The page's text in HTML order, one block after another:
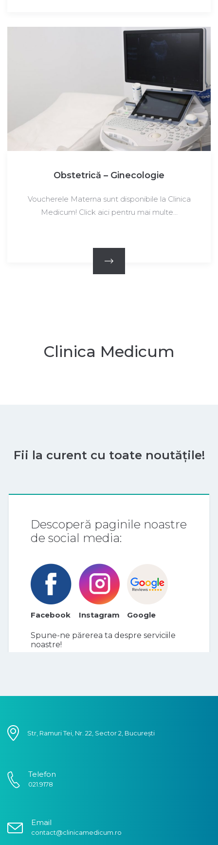
Obstetrică – Ginecologie
Voucherele Materna sunt disponibile la Clinica
Medicum! Click aici pentru mai multe…
Clinica Medicum
Fii la curent cu toate noutățile!
Descoperă paginile noastre
de social media:
Facebook Instagram Google
Spune-ne părerea ta despre serviciile
noastre!
Str, Ramuri Tei, Nr. 22, Sector 2, București
Telefon
021.9178
Email
contact@clinicamedicum.ro